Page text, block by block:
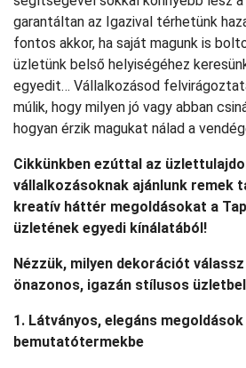
garantáltan az Igazival térhetünk
fontos akkor, ha saját magunk is
üzletünk belső helyiségéhez
egyedit… Vállalkozásod
múlik, hogy milyen jó vagy abban
hogyan érzik magukat nálad a
Cikkünkben ezúttal az
vállalkozásoknak ajánlunk remek
kreatív háttér megoldásokat a
üzletének egyedi kínálatából!
Nézzük, milyen dekorációt
önazonos, igazán stílusos
1. Látványos, elegáns
bemutatótermekbe